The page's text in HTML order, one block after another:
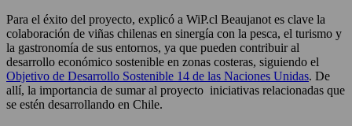
Para el éxito del proyecto, explicó a WiP.cl Beaujanot es clave la
colaboración de viñas chilenas en sinergía con la pesca, el turismo y
la gastronomía de sus entornos, ya que pueden contribuir al
desarrollo económico sostenible en zonas costeras, siguiendo el
Objetivo de Desarrollo Sostenible 14 de las Naciones Unidas. De
allí, la importancia de sumar al proyecto iniciativas relacionadas que
se estén desarrollando en Chile.